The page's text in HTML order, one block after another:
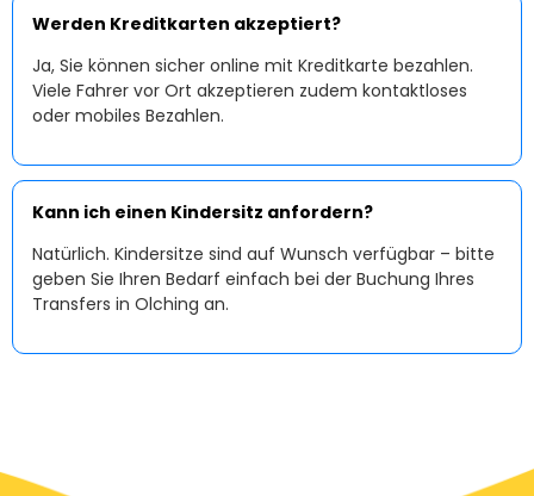
Werden Kreditkarten akzeptiert?
Ja, Sie können sicher online mit Kreditkarte bezahlen.
Viele Fahrer vor Ort akzeptieren zudem kontaktloses
oder mobiles Bezahlen.
Kann ich einen Kindersitz anfordern?
Natürlich. Kindersitze sind auf Wunsch verfügbar – bitte
geben Sie Ihren Bedarf einfach bei der Buchung Ihres
Transfers in Olching an.